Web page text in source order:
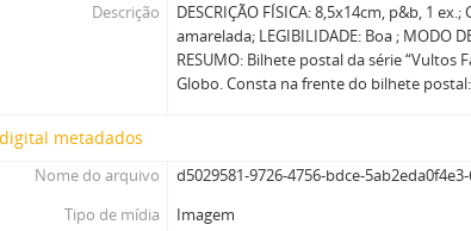
Descrição
DESCRIÇÃO FÍSICA: 8,5x14cm, p&b, 1
amarelada; LEGIBILIDADE: Boa ; MODO
RESUMO: Bilhete postal da série “Vultos
Globo. Consta na frente do bilhete postal:
metadados
Nome do arquivo
d5029581-9726-4756-bdce-5ab2eda0f4e3-
Tipo de mídia
Imagem